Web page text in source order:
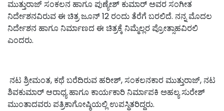
ಮುತ್ತುರಾಜ್ ಸಂಕಲನ ಹಾಗೂ ಪುಣ್ಯೇಶ್ ಕುಮಾರ್ ಅವರ ಸಂಗೀತ
ನಿರ್ದೇಶನವಿರುವ ಈ ಚಿತ್ರ ಜೂನ್ 12 ರಂದು ತೆರೆಗೆ ಬರಲಿದೆ. ನನ್ನ ಮೊದಲ
ನಿರ್ದೇಶನ ಹಾಗೂ ನಿರ್ಮಾಣದ ಈ ಚಿತ್ರಕ್ಕೆ ನಿಮ್ಮೆಲ್ಲರ ಪ್ರೋತ್ಸಾಹವಿರಲಿ
ಎಂದರು.
ನಟ ಶ್ರೀಮಂತ, ಕಥೆ ಬರೆದಿರುವ ಹರೀಶ್, ಸಂಕಲನಕಾರ ಮುತ್ತುರಾಜ್, ನಟ
ಶಿವಕುಮಾರ್ ಆರಾಧ್ಯ ಹಾಗೂ ಕಾರ್ಯಕಾರಿ ನಿರ್ಮಾಪಕಿ ಅಹಲ್ಯ ಸುರೇಶ್
ಮುಂತಾದವರು ಪತ್ರಿಕಾಗೋಷ್ಠಿಯಲ್ಲಿ ಉಪಸ್ಥಿತರಿದ್ದರು.